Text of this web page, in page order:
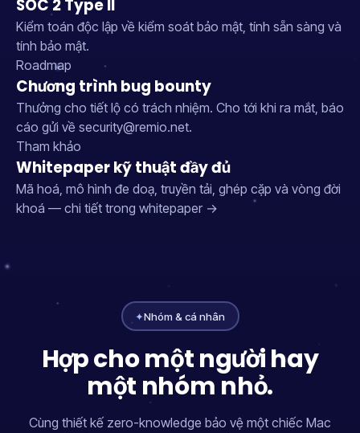
SOC 2 Type II
Kiểm toán độc lập về kiểm soát bảo mật, tính sẵn sàng và
tính bảo mật.
Roadmap
Chương trình bug bounty
Thưởng cho tiết lộ có trách nhiệm. Cho tới khi ra mắt, báo
cáo gửi về security@remio.net.
Tham khảo
Whitepaper kỹ thuật đầy đủ
Mã hoá, mô hình đe doạ, truyền tải, ghép cặp và vòng đời
khoá — chi tiết trong whitepaper →
✦Nhóm & cá nhân
Hợp cho một người hay
một nhóm nhỏ.
Cùng thiết kế zero-knowledge bảo vệ một chiếc Mac